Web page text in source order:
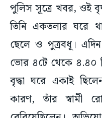
পুলিস সূত্রে খবর, ওই
তিনি একতলার ঘরে
ছেলে ও পুত্রবধূ।
ভোর ৪টে থেকে ৪.৪০
বৃদ্ধা ঘরে একাই
কারণ, তাঁর স্বামী